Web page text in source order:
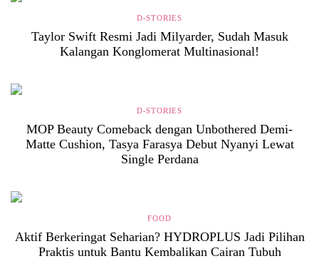
D-STORIES
Taylor Swift Resmi Jadi Milyarder, Sudah Masuk
Kalangan Konglomerat Multinasional!
D-STORIES
MOP Beauty Comeback dengan Unbothered Demi-
Matte Cushion, Tasya Farasya Debut Nyanyi Lewat
Single Perdana
FOOD
Aktif Berkeringat Seharian? HYDROPLUS Jadi Pilihan
Praktis untuk Bantu Kembalikan Cairan Tubuh